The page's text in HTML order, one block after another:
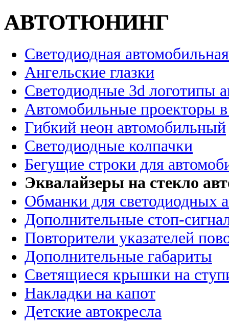
АВТОТЮНИНГ
Светодиодная
Ангельские глазки
Светодиодные 3d логотипы
Автомобильные проекторы
Гибкий неон автомобильный
Светодиодные колпачки
Бегущие строки для
Эквалайзеры на стекло
Обманки для светодиодных
Дополнительные стоп-
Повторители указателей
Дополнительные габариты
Светящиеся крышки на
Накладки на капот
Детские автокресла